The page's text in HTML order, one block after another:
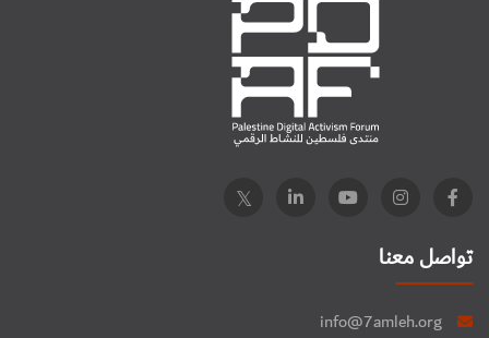
تواصل معنا
info@7amleh.org